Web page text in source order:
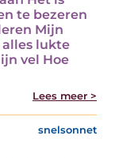
te bezeren
Mijn
lukte
vel Hoe
Lees meer >
snelsonnet